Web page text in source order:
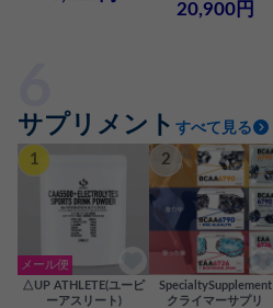
20,900円
サプリメント すべて見る
1
メール便
△UP ATHLETE(ユーピ
ーアスリート)
2
SpecialtySupplement
クライマーサプリ